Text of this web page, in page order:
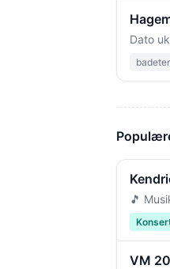
Dato
🎵
VM